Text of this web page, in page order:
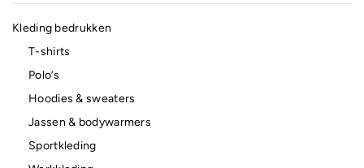
Kleding bedrukken
T-shirts
Polo’s
Hoodies & sweaters
Jassen & bodywarmers
Sportkleding